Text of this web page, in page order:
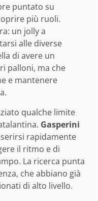
puntato su
più ruoli.
un jolly a
alle diverse
di avere un
palloni, ma che
e mantenere
qualche limite
Gasperini
rapidamente
il ritmo e di
La ricerca punta
che abbiano già
di alto livello.